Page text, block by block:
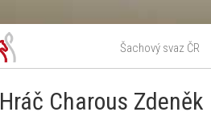
Šachový svaz ČR
Hráč Charous Zdeněk